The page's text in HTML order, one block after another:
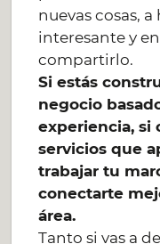
nuevas cosas,
interesante y
compartirlo.
Si estás
negocio
experiencia, si
servicios que
trabajar tu
conectarte
área.
Tanto si vas a